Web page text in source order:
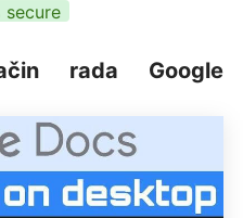
secure
rada Google